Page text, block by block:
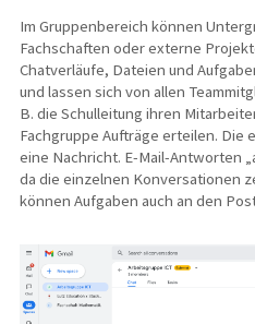
Im Gruppenbereich können
Fachschaften oder externe
Chatverläufe, Dateien und
und lassen sich von allen
B. die Schulleitung ihren
Fachgruppe Aufträge erteilen. Die
eine Nachricht. E-Mail-Antworten
da die einzelnen Konversationen
können Aufgaben auch an den